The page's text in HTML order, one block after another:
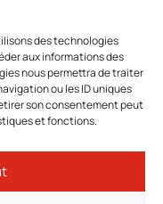
des technologies
aux informations des
nous permettra de traiter
ou les ID uniques
son consentement peut
et fonctions.